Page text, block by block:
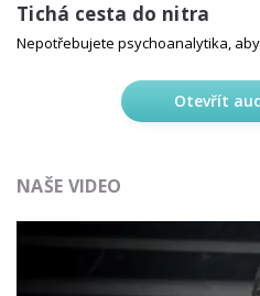
Tichá cesta do nitra
Nepotřebujete psychoanalytika,
Otevřít
NAŠE VIDEO